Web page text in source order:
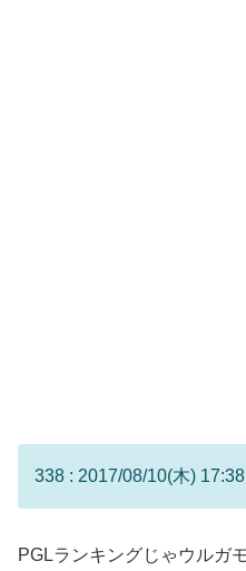
338 : 2017/08/10(木)
PGLランキングじゃウルガ